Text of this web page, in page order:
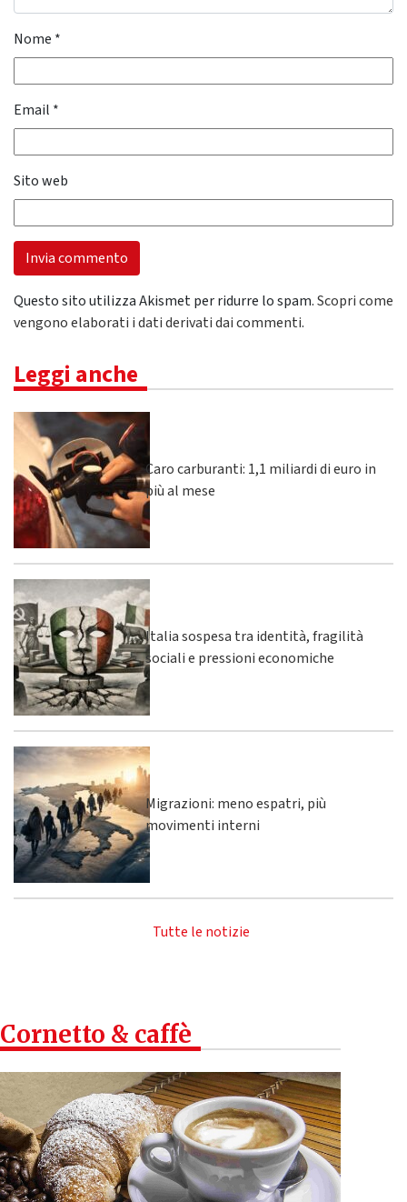
Nome *
Email *
Sito web
Questo sito utilizza Akismet per ridurre lo spam.Scopri come
vengono elaborati i dati derivati dai commenti.
Leggi anche
Caro carburanti: 1,1 miliardi di euro in
più al mese
Italia sospesa tra identità, fragilità
sociali e pressioni economiche
Migrazioni: meno espatri, più
movimenti interni
Tutte le notizie
Cornetto & caffè